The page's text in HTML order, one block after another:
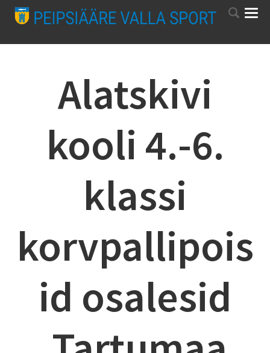
Alatskivi
kooli 4.-6.
klassi
korvpallipois
id osalesid